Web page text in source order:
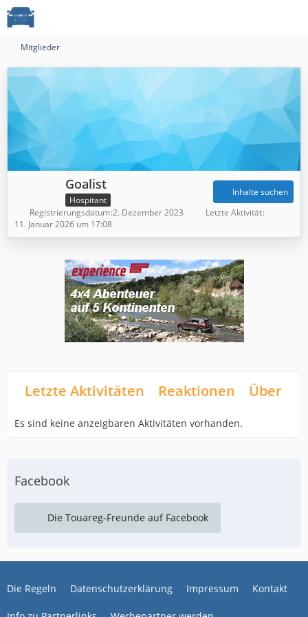
Mitglieder
Goalist
Hospitant
Inhalte suchen
Registrierungsdatum 2. Dezember 2023
Letzte Aktivität
11. Januar 2026 um 17:08
Letzte Aktivitäten Reaktionen Über
Es sind keine anzeigbaren Aktivitäten vorhanden.
Facebook
Die Touareg-Freunde auf Facebook
Die Regeln Datenschutzerklärung Impressum Kontakt